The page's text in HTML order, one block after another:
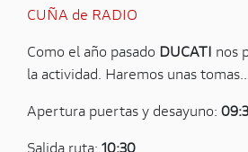
CUÑA de RADIO
Como el año pasado DUCATI nos
la actividad. Haremos unas tomas...
Apertura puertas y desayuno:
Salida ruta: 10:30